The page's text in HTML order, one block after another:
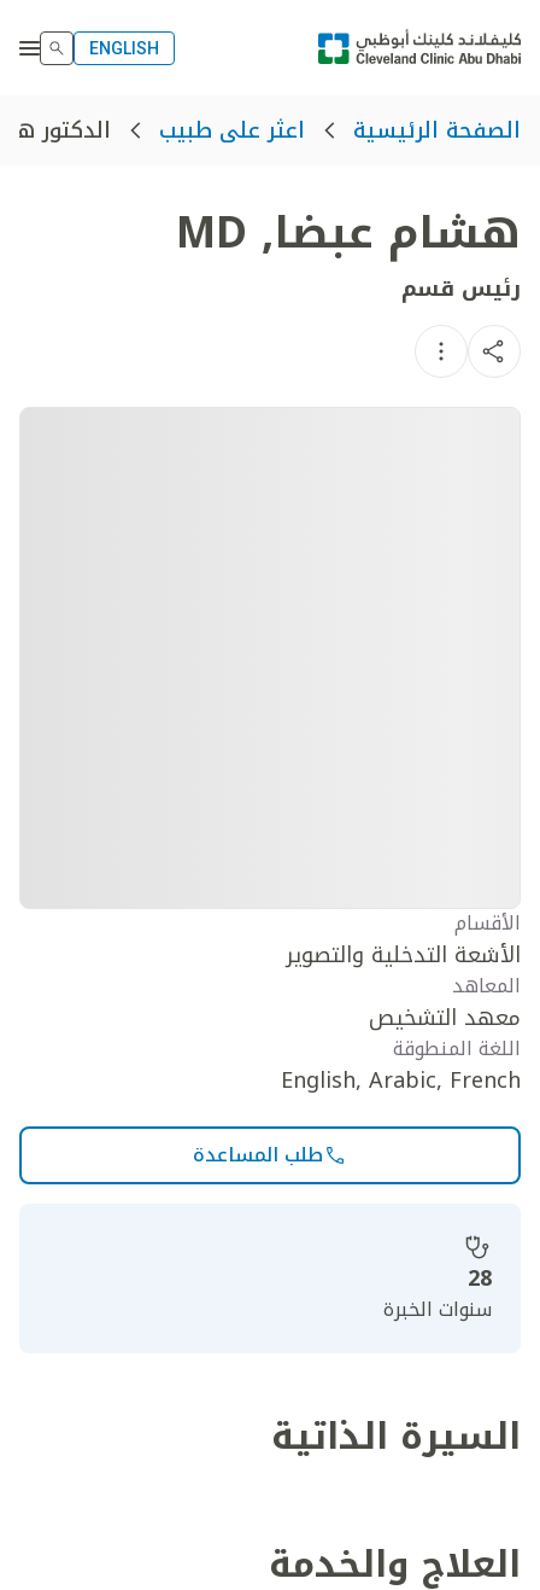
ENGLISH
الصفحة الرئيسية اعثر على طبيب الدكتور
هشام عبضا,
MD
رئيس قسم
الأقسام
الأشعة التدخلية والتصوير
المعاهد
معهد التشخيص
اللغة المنطوقة
English, Arabic, French
طلب المساعدة
28
سنوات الخبرة
السيرة الذاتية
العلاج والخدمة